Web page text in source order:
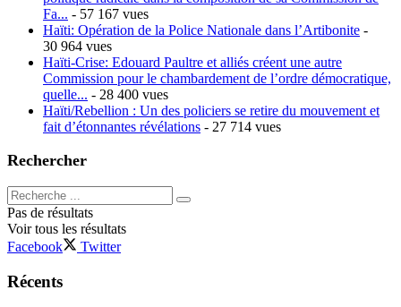
Fa... - 57 167 vues
Haïti: Opération de la Police Nationale dans l’Artibonite -
30 964 vues
Haïti-Crise: Edouard Paultre et alliés créent une autre
Commission pour le chambardement de l’ordre démocratique,
quelle... - 28 400 vues
Haïti/Rebellion : Un des policiers se retire du mouvement et
fait d’étonnantes révélations - 27 714 vues
Rechercher
Pas de résultats
Voir tous les résultats
Facebook
Twitter
Récents